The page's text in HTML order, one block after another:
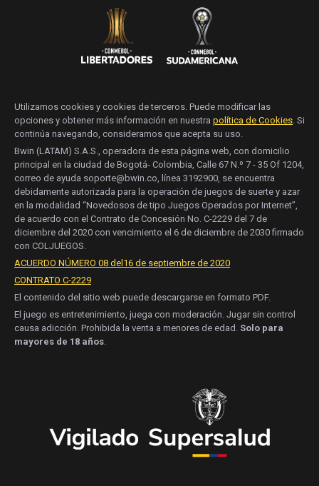
Utilizamos cookies y cookies de terceros. Puede modificar las
opciones y obtener más información en nuestra política de Cookies. Si
continúa navegando, consideramos que acepta su uso.
Bwin (LATAM) S.A.S., operadora de esta página web, con domicilio
principal en la ciudad de Bogotá- Colombia, Calle 67 N.º 7 - 35 Of 1204,
correo de ayuda soporte@bwin.co, línea 3192900, se encuentra
debidamente autorizada para la operación de juegos de suerte y azar
en la modalidad “Novedosos de tipo Juegos Operados por Internet”,
de acuerdo con el Contrato de Concesión No. C-2229 del 7 de
diciembre del 2020 con vencimiento el 6 de diciembre de 2030 firmado
con COLJUEGOS.
ACUERDO NÚMERO 08 del16 de septiembre de 2020
CONTRATO C-2229
El contenido del sitio web puede descargarse en formato PDF.
El juego es entretenimiento, juega con moderación. Jugar sin control
causa adicción. Prohibida la venta a menores de edad. Solo para
mayores de 18 años.